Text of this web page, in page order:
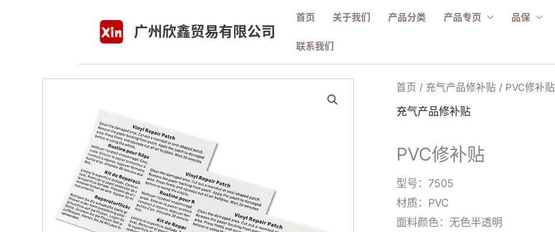
广州欣鑫贸易有限公司
首页 关于我们 产品分类 产品专页 品保
联系我们
首页 / 充气产品修补贴 / PVC修补贴
充气产品修补贴
PVC修补贴
型号：7505
材质：PVC
面料颜色：无色半透明